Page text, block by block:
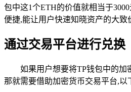
包中这1个ETH的价值就相当于
便捷,能让用户快速知晓资产的大致
通过交易平台进行兑换
如果用户想要将TP钱包中的加
那就需要借助加密货币交易平台,以